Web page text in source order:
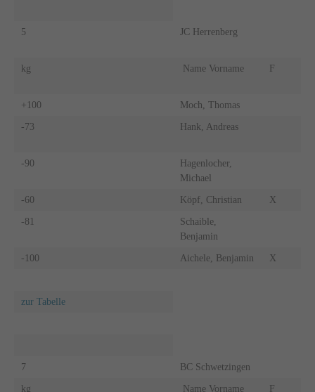
5 JC Herrenberg
kg Name Vorname F
+100 Moch, Thomas
-73 Hank, Andreas
-90
Hagenlocher,
Michael
-60 Köpf, Christian X
-81
Schaible,
Benjamin
-100 Aichele, Benjamin X
zur Tabelle
7 BC Schwetzingen
kg Name Vorname F